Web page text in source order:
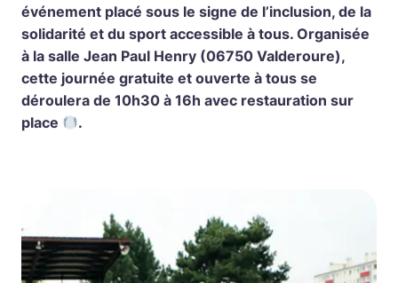
événement placé sous le signe de l’inclusion, de la
solidarité et du sport accessible à tous. Organisée
à la salle Jean Paul Henry (06750 Valderoure),
cette journée gratuite et ouverte à tous se
déroulera de 10h30 à 16h avec restauration sur
place
.